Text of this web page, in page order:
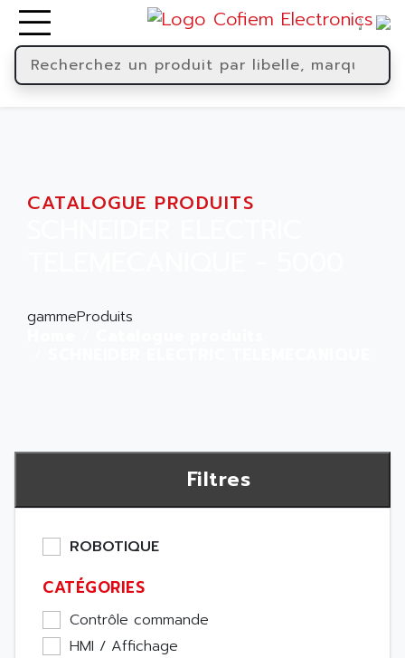
CATALOGUE PRODUITS
gammeProduits
Filtres
ROBOTIQUE
CATÉGORIES
Contrôle commande
HMI / Affichage